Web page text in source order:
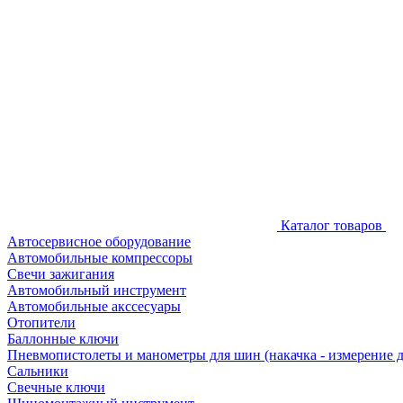
Каталог товаров
Автосервисное оборудование
Автомобильные компрессоры
Свечи зажигания
Автомобильный инструмент
Автомобильные акссесуары
Отопители
Баллонные ключи
Пневмопистолеты и манометры для шин (накачка - измерение
Сальники
Свечные ключи